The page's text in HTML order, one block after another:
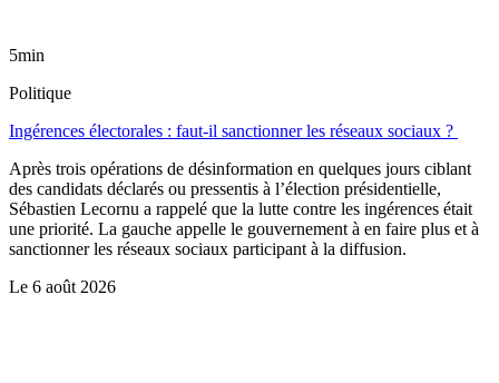
5min
Politique
Ingérences électorales : faut-il sanctionner les réseaux sociaux ?
Après trois opérations de désinformation en quelques jours ciblant
des candidats déclarés ou pressentis à l’élection présidentielle,
Sébastien Lecornu a rappelé que la lutte contre les ingérences était
une priorité. La gauche appelle le gouvernement à en faire plus et à
sanctionner les réseaux sociaux participant à la diffusion.
Le 6 août 2026